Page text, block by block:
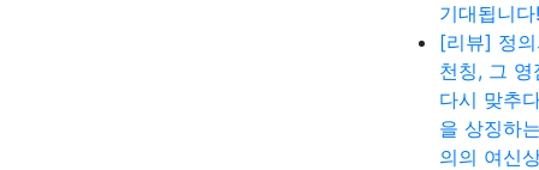
기대됩니다!
[리뷰] 정
천칭, 그 영
다시 맞추
을 상징하
의의 여신